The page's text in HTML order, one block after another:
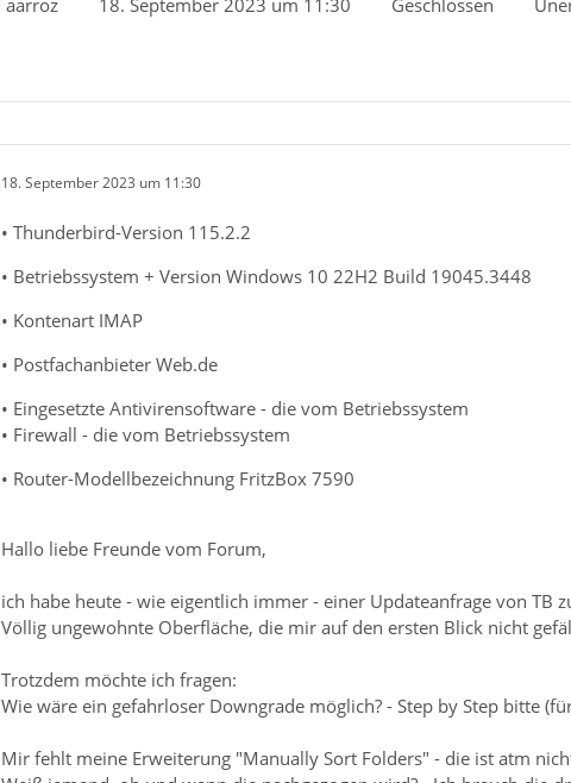
aarroz 18. September 2023 um 11:30 Geschlossen
18. September 2023 um 11:30
• Thunderbird-Version 115.2.2
• Betriebssystem + Version Windows 10 22H2 Build 19045.3448
• Kontenart IMAP
• Postfachanbieter Web.de
• Eingesetzte Antivirensoftware - die vom Betriebssystem
• Firewall - die vom Betriebssystem
• Router-Modellbezeichnung FritzBox 7590
Hallo liebe Freunde vom Forum,
ich habe heute - wie eigentlich immer - einer Updateanfrage von TB
Völlig ungewohnte Oberfläche, die mir auf den ersten Blick nicht
Trotzdem möchte ich fragen:
Wie wäre ein gefahrloser Downgrade möglich? - Step by Step bitte
Mir fehlt meine Erweiterung "Manually Sort Folders" - die ist atm